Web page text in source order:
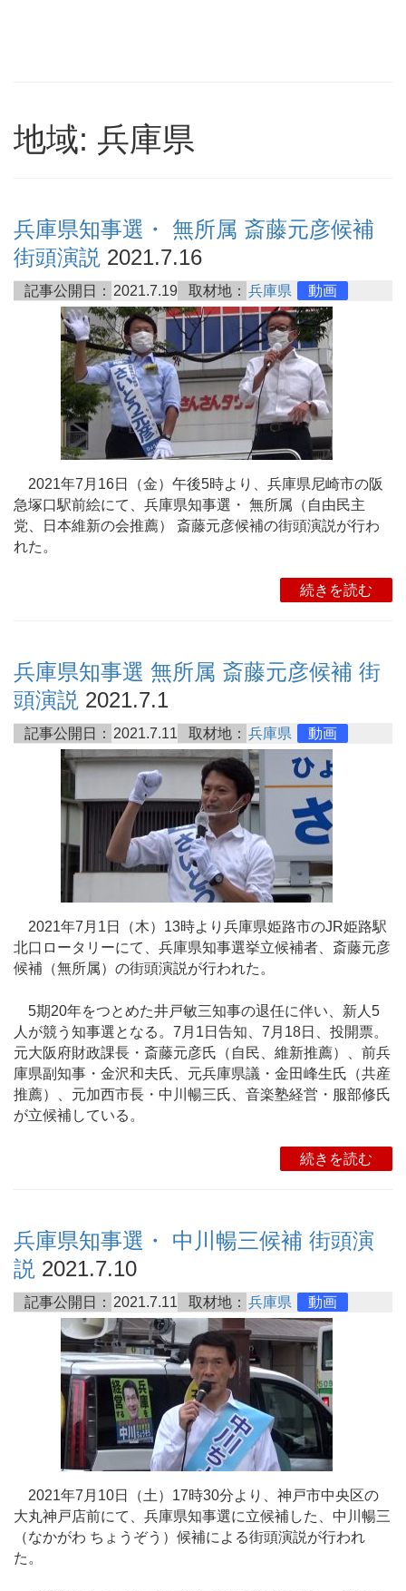
地域: 兵庫県
兵庫県知事選・ 無所属 斎藤元彦候補
街頭演説 2021.7.16
記事公開日： 2021.7.19 取材地： 兵庫県 動画
2021年7月16日（金）午後5時より、兵庫県尼崎市の阪
急塚口駅前絵にて、兵庫県知事選・ 無所属（自由民主
党、日本維新の会推薦） 斎藤元彦候補の街頭演説が行わ
れた。
続きを読む
兵庫県知事選 無所属 斎藤元彦候補 街
頭演説 2021.7.1
記事公開日： 2021.7.11 取材地： 兵庫県 動画
2021年7月1日（木）13時より兵庫県姫路市のJR姫路駅
北口ロータリーにて、兵庫県知事選挙立候補者、斎藤元彦
候補（無所属）の街頭演説が行われた。
5期20年をつとめた井戸敏三知事の退任に伴い、新人5
人が競う知事選となる。7月1日告知、7月18日、投開票。
元大阪府財政課長・斎藤元彦氏（自民、維新推薦）、前兵
庫県副知事・金沢和夫氏、元兵庫県議・金田峰生氏（共産
推薦）、元加西市長・中川暢三氏、音楽塾経営・服部修氏
が立候補している。
続きを読む
兵庫県知事選・ 中川暢三候補 街頭演
説 2021.7.10
記事公開日： 2021.7.11 取材地： 兵庫県 動画
2021年7月10日（土）17時30分より、神戸市中央区の
大丸神戸店前にて、兵庫県知事選に立候補した、中川暢三
（なかがわ ちょうぞう）候補による街頭演説が行われ
た。